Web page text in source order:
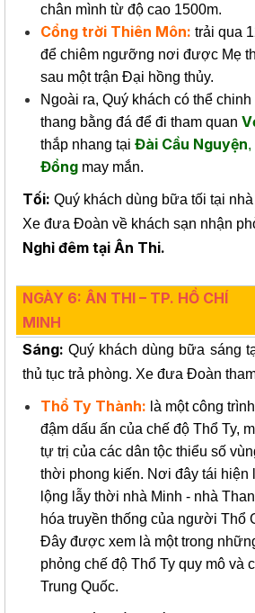
chân mình từ độ cao 1500m.
Cổng trời Thiên Môn: trải qua
để chiêm ngưỡng nơi được Mẹ
sau một trận Đại hồng thủy.
Ngoài ra, Quý khách có thể
thang bằng đá để đi tham quan
thắp nhang tạiĐài Cầu Nguyện,
Đồng may mắn.
Tối: Quý khách dùng bữa tối tại
Xe đưa Đoàn về khách sạn nhận
Nghỉ đêm tại Ân Thi.
NGÀY 6: ÂN THI – TP. HỒ CHÍ
MINH
Sáng: Quý khách dùng bữa sáng
thủ tục trả phòng. Xe đưa Đoàn
Thổ Ty Thành: là một công
đậm dấu ấn của chế độ Thổ Ty,
tự trị của các dân tộc thiểu số
thời phong kiến. Nơi đây tái hiện
lộng lẫy thời nhà Minh - nhà
hóa truyền thống của người Thổ
Đây được xem là một trong
phỏng chế độ Thổ Ty quy mô và
Trung Quốc.